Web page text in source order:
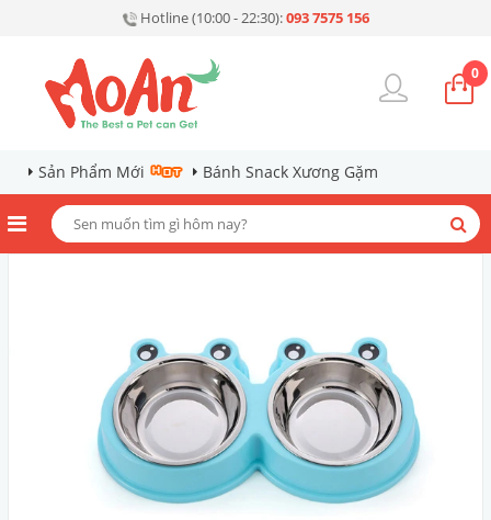
Hotline (10:00 - 22:30):093 7575 156
0
Sản Phẩm Mới Bánh Snack Xương Gặm